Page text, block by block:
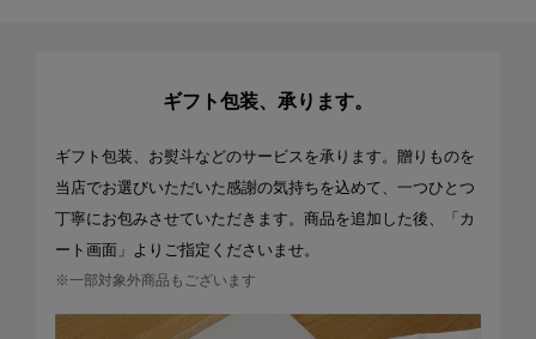
ギフト包装、承ります。
ギフト包装、お熨斗などのサービスを承ります。贈りものを
当店でお選びいただいた感謝の気持ちを込めて、一つひとつ
丁寧にお包みさせていただきます。商品を追加した後、「カ
ート画面」よりご指定くださいませ。
※一部対象外商品もございます